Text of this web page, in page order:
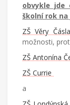
obvykle jde
školní rok
ZŠ Věry
možnosti,
ZŠ Antonína
ZŠ Currie
a